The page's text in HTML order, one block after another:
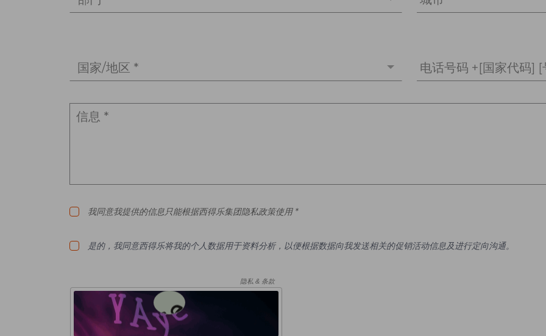
国家/地区 * 电话号码 +[国家代码] [
我同意我提供的信息只能根据西得乐集团隐私政策使用 *
是的，我同意西得乐将我的个人数据用于资料分析，以便根据数据向我发送相关的促销活动信息及进行定向沟通。